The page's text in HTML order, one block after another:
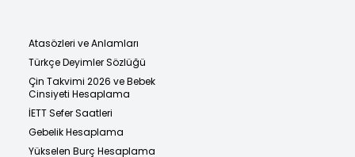
Atasözleri ve Anlamları
Türkçe Deyimler Sözlüğü
Çin Takvimi 2026 ve Bebek
Cinsiyeti Hesaplama
İETT Sefer Saatleri
Gebelik Hesaplama
Yükselen Burç Hesaplama